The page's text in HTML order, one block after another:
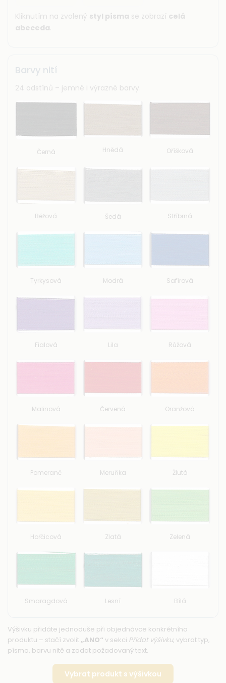
Kliknutím na zvolený styl písma se zobrazí celá
abeceda
Barvy nití
24 odstínů – jemné i výrazné barvy.
Černá Hnědá Oříšková
Béžová Šedá Stříbrná
Tyrkysová Modrá Safírová
Fialová Lila Růžová
Malinová Červená Oranžová
Pomeranč Meruňka Žlutá
Hořčicová Zlatá Zelená
Smaragdová Lesní Bílá
Výšivku přidáte jednoduše při objednávce konkrétního
produktu – stačí zvolit „ANO“ v sekci Přidat výšivku, vybrat typ,
písmo, barvu nitě a zadat požadovaný text.
Vybrat produkt s výšivkou